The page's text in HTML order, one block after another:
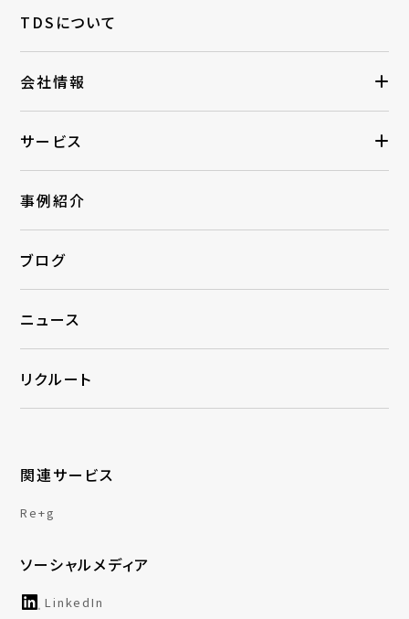
TDSについて
会社情報
サービス
事例紹介
ブログ
ニュース
リクルート
関連サービス
Re+g
ソーシャルメディア
LinkedIn